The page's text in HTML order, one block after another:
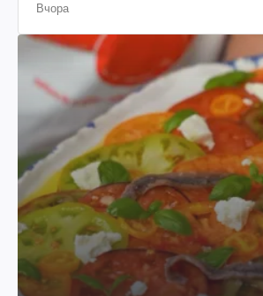
Вчора